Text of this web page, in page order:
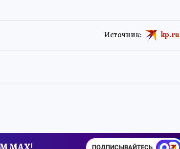
Источник: kp.ru
ПОДПИСЫВАЙТЕСЬ